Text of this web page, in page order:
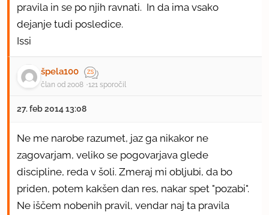
pravila in se po njih ravnati. In da ima vsako
dejanje tudi posledice.
Issi
špela100
član od 2008 121 sporočil
27. feb 2014 13:08
Ne me narobe razumet, jaz ga nikakor ne
zagovarjam, veliko se pogovarjava glede
discipline, reda v šoli. Zmeraj mi obljubi, da bo
priden, potem kakšen dan res, nakar spet "pozabi".
Ne iščem nobenih pravil, vendar naj ta pravila